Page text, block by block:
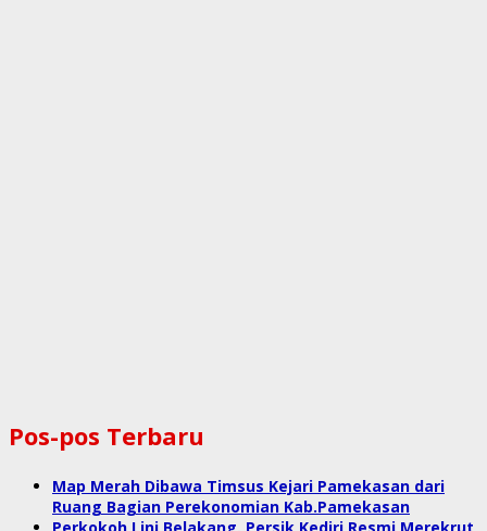
Pos-pos Terbaru
Map Merah Dibawa Timsus Kejari Pamekasan dari
Ruang Bagian Perekonomian Kab.Pamekasan